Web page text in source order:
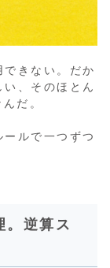
きない。だか
、そのほとん
だ。
ルで一つずつ
逆算ス